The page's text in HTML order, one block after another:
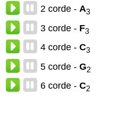
2 corde - A3
3 corde - F3
4 corde - C3
5 corde - G2
6 corde - C2